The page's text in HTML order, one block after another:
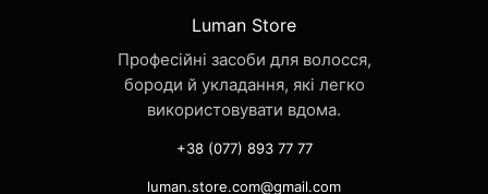
Luman Store
Професійні засоби для волосся,
бороди й укладання, які легко
використовувати вдома.
+38 (077) 893 77 77
luman.store.com@gmail.com